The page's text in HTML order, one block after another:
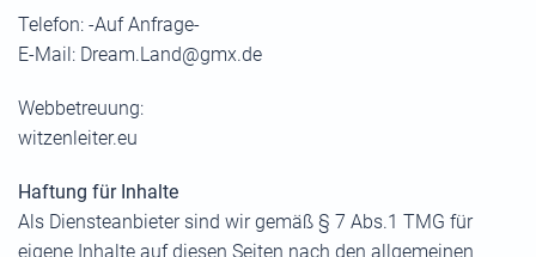
Telefon: -Auf Anfrage-
E-Mail: Dream.Land@gmx.de
Webbetreuung:
witzenleiter.eu
Haftung für Inhalte
Als Diensteanbieter sind wir gemäß § 7 Abs.1 TMG für
eigene Inhalte auf diesen Seiten nach den allgemeinen